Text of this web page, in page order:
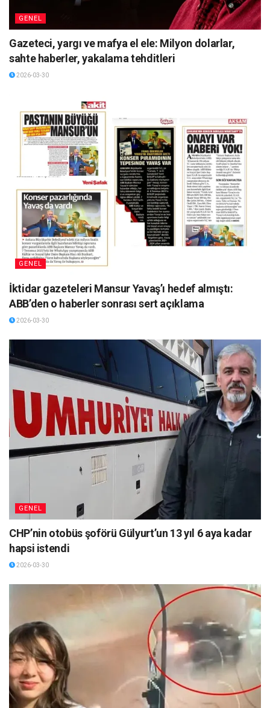
GENEL
Gazeteci, yargı ve mafya el ele: Milyon dolarlar,
sahte haberler, yakalama tehditleri
2026-03-30
GENEL
İktidar gazeteleri Mansur Yavaş’ı hedef almıştı:
ABB’den o haberler sonrası sert açıklama
2026-03-30
GENEL
CHP’nin otobüs şoförü Gülyurt’un 13 yıl 6 aya kadar
hapsi istendi
2026-03-30